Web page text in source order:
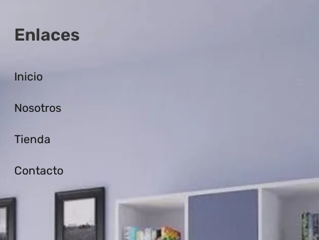
Enlaces
Inicio
Nosotros
Tienda
Contacto